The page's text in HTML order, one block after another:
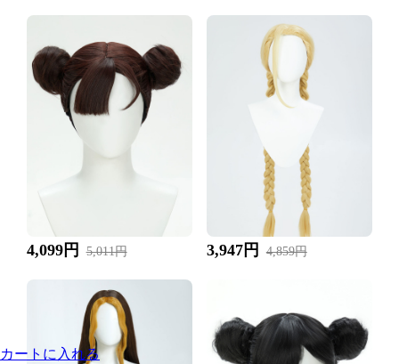
4,099円 5,011円 3,947円 4,859円
カートに入れる